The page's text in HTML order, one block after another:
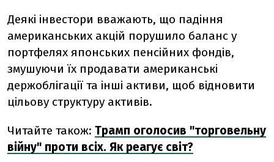
Деякі інвестори вважають, що падіння
американських акцій порушило баланс у
портфелях японських пенсійних фондів,
змушуючи їх продавати американські
держоблігації та інші активи, щоб відновити
цільову структуру активів.
Читайте також: Трамп оголосив "торговельну
війну" проти всіх. Як реагує світ?